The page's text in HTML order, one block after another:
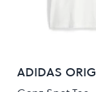
ADIDAS